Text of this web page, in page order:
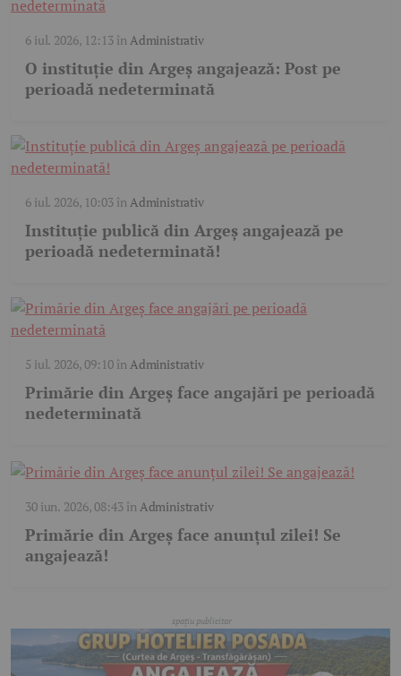
6 iul. 2026, 12:13înAdministrativ
O instituție din Argeș angajează: Post pe
perioadă nedeterminată
6 iul. 2026, 10:03înAdministrativ
Instituție publică din Argeș angajează pe
perioadă nedeterminată!
5 iul. 2026, 09:10înAdministrativ
Primărie din Argeș face angajări pe perioadă
nedeterminată
30 iun. 2026, 08:43înAdministrativ
Primărie din Argeș face anunțul zilei! Se
angajează!